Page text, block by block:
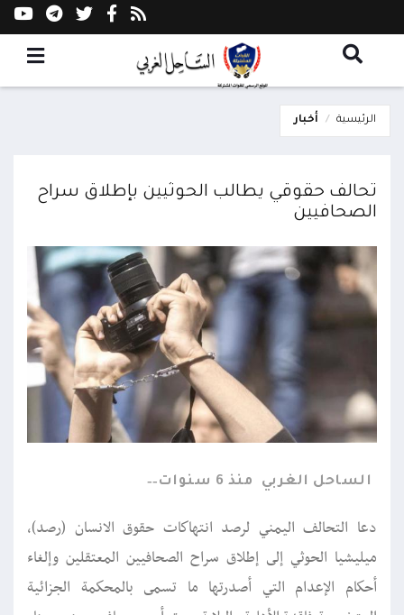
الرئيسية أخبار
تحالف حقوقي يطالب الحوثيين بإطلاق سراح
الصحافيين
الساحل الغربي منذ 6 سنوات
دعا التحالف اليمني لرصد انتهاكات حقوق الانسان (رصد)،
ميليشيا الحوثي إلى إطلاق سراح الصحافيين المعتقلين وإلغاء
أحكام الإعدام التي أصدرتها ما تسمى بالمحكمة الجزائية